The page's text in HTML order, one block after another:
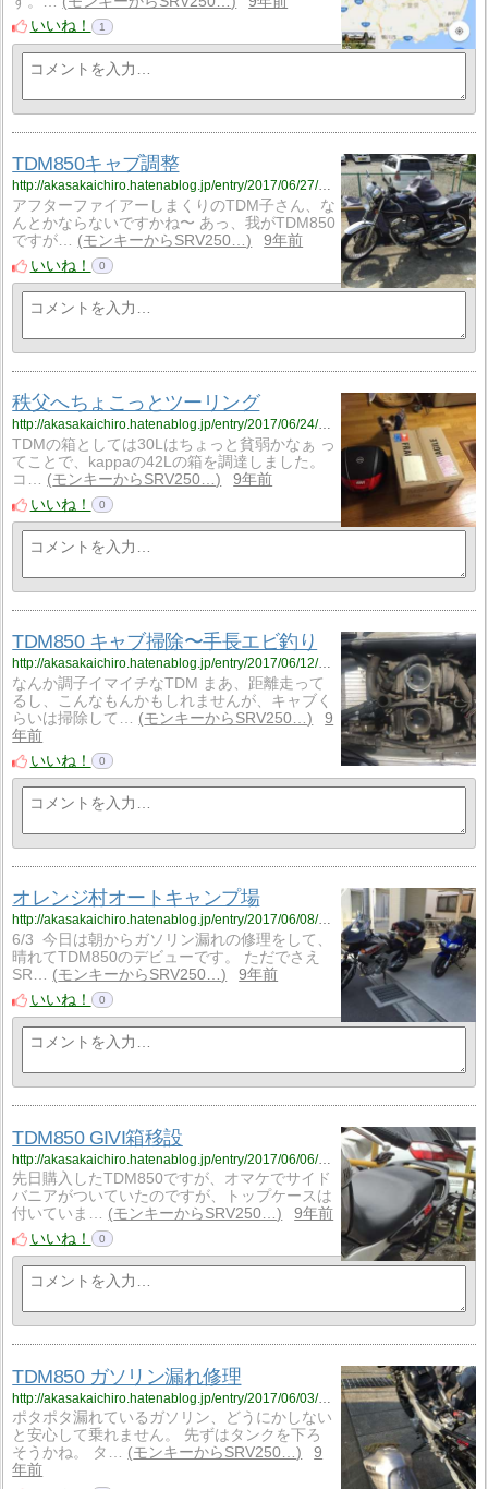
いいね！
1
TDM850キャブ調整
http://akasakaichiro.hatenablog.jp/entry/2017/06/27/011725
アフターファイアーしまくりのTDM子さん、な
んとかならないですかね〜 あっ、我がTDM850
ですが…
モンキーからSRV250…
9年前
いいね！
0
秩父へちょこっとツーリング
http://akasakaichiro.hatenablog.jp/entry/2017/06/24/235804
TDMの箱としては30Lはちょっと貧弱かなぁ っ
てことで、kappaの42Lの箱を調達しました。
コ…
モンキーからSRV250…
9年前
いいね！
0
TDM850 キャブ掃除〜手長エビ釣り
http://akasakaichiro.hatenablog.jp/entry/2017/06/12/074950
なんか調子イマイチなTDM まあ、距離走って
るし、こんなもんかもしれませんが、キャブく
らいは掃除して…
モンキーからSRV250…
9
年前
いいね！
0
オレンジ村オートキャンプ場
http://akasakaichiro.hatenablog.jp/entry/2017/06/08/230625
6/3 今日は朝からガソリン漏れの修理をして、
晴れてTDM850のデビューです。 ただでさえ
SR…
モンキーからSRV250…
9年前
いいね！
0
TDM850 GIVI箱移設
http://akasakaichiro.hatenablog.jp/entry/2017/06/06/223220
先日購入したTDM850ですが、オマケでサイド
バニアがついていたのですが、トップケースは
付いていま…
モンキーからSRV250…
9年前
いいね！
0
TDM850 ガソリン漏れ修理
http://akasakaichiro.hatenablog.jp/entry/2017/06/03/200642
ポタポタ漏れているガソリン、どうにかしない
と安心して乗れません。 先ずはタンクを下ろ
そうかね。 タ…
モンキーからSRV250…
9
年前